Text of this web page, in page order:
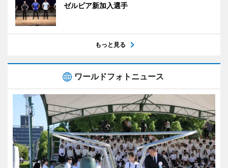
ゼルビア新加入選手
もっと見る
ワールドフォトニュース